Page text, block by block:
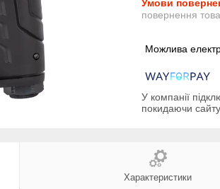
повернення
У компанії
покидаючи сайту.
Характеристики